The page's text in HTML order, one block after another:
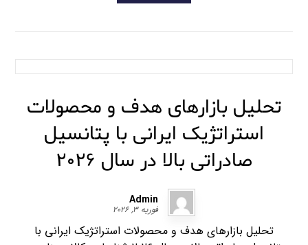
تحلیل بازارهای هدف و محصولات
استراتژیک ایرانی با پتانسیل
صادراتی بالا در سال ۲۰۲۶
Admin
فوریه ۳, ۲۰۲۶
تحلیل بازارهای هدف و محصولات استراتژیک ایرانی با